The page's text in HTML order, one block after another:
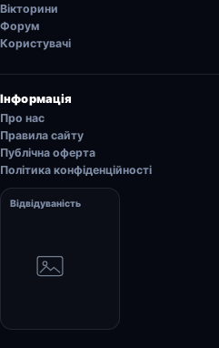
Вікторини
Форум
Користувачі
Інформація
Про нас
Правила сайту
Публічна оферта
Політика конфіденційності
Відвідуваність